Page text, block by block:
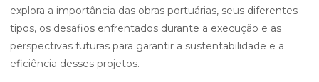
explora a importância das obras portuárias, seus diferentes
tipos, os desafios enfrentados durante a execução e as
perspectivas futuras para garantir a sustentabilidade e a
eficiência desses projetos.